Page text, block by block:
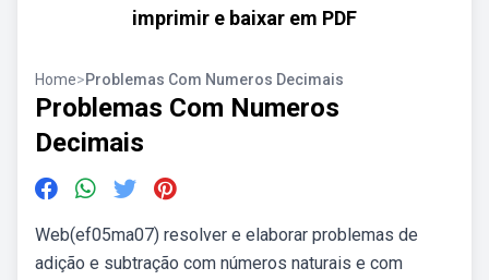
imprimir e baixar em PDF
Home>Problemas Com Numeros Decimais
Problemas Com Numeros
Decimais
Web(ef05ma07) resolver e elaborar problemas de
adição e subtração com números naturais e com